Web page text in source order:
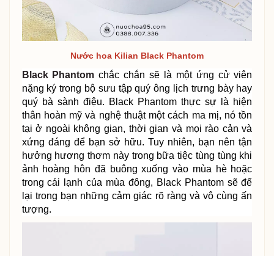
Nước hoa Kilian Black Phantom
Black Phantom chắc chắn sẽ là một ứng cử viên
nặng ký trong bộ sưu tập quý ông lịch trưng bày hay
quý bà sành điệu. Black Phantom thực sự là hiện
thân hoàn mỹ và nghệ thuật một cách ma mị, nó tồn
tại ở ngoài không gian, thời gian và mọi rào cản và
xứng đáng để bạn sở hữu. Tuy nhiên, bạn nên tận
hưởng hương thơm này trong bữa tiệc tùng tùng khi
ảnh hoàng hôn đã buông xuống vào mùa hè hoặc
trong cái lạnh của mùa đông, Black Phantom sẽ để
lại trong bạn những cảm giác rõ ràng và vô cùng ấn
tượng.